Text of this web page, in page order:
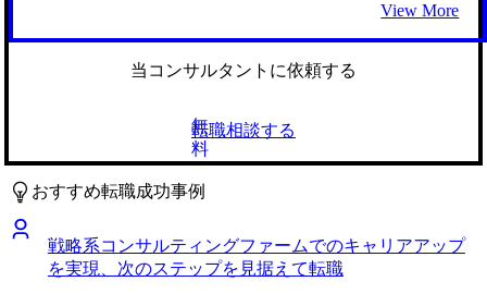
軸にマッチしたブティックファームも紹介いただき、大手フ
ァームとそこで大いに悩みました。 最終的には大手ファー
ムを選びはしましたが、北野さんから幅広い選択肢をいただ
とができました。 現職との退職交渉で想像以上に時間がか
かりました。北野さんから「手間取りますよ」ということは
言われていたのですが何度も上長との面談が組まれ、かなり
の慰留がありました。辞職するという意思表示をもっと強く
示していればよりスムーズに辞職できたのかと思います。
転職前は年収700万円、転職後は年収850万円になりました。
転職元業界である自動車業界の戦略案件に携わりたいという
りました。 働くこと自体は嫌いではなかったので、どうせ
なら給与水準が高い業界で働きたいと思い、コンサルティン
グファームへの転職を検討しました。業界的に近年はWLB
ームへの転職を意識しました。 2社です。 大手ファームであ
れば、正直案件に大差はないと聞いていたのでエージェント
の選び方は迷いました。そのため、何社か話を聞いて一旦考
えようぐらいに思っていました。 しかし、北野さんとの初
回面談の時に実施いただいた模擬面接のフィードバックのレ
ベルがとても高く、所属されているエージェントさん一人一
人のレベルが高いことが伺えました。また、今のまま転職活
動に臨むより、MyVisionのエージェントから指導を受けて臨
View More
当コンサルタントに依頼する
無
料
転職相談する
おすすめ転職成功事例
戦略系コンサルティングファームでのキャリアアップ
を実現、次のステップを見据えて転職